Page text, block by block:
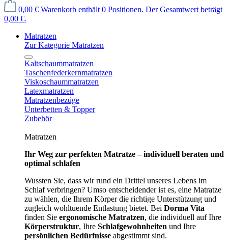
0,00 € Warenkorb enthält 0 Positionen. Der Gesamtwert beträgt
0,00 €.
Matratzen
Zur Kategorie Matratzen
Kaltschaummatratzen
Taschenfederkernmatratzen
Viskoschaummatratzen
Latexmatratzen
Matratzenbezüge
Unterbetten & Topper
Zubehör
Matratzen
Ihr Weg zur perfekten Matratze – individuell beraten und
optimal schlafen
Wussten Sie, dass wir rund ein Drittel unseres Lebens im
Schlaf verbringen? Umso entscheidender ist es, eine Matratze
zu wählen, die Ihrem Körper die richtige Unterstützung und
zugleich wohltuende Entlastung bietet. Bei Dorma Vita
finden Sie ergonomische Matratzen, die individuell auf Ihre
Körperstruktur, Ihre Schlafgewohnheiten und Ihre
persönlichen Bedürfnisse abgestimmt sind.